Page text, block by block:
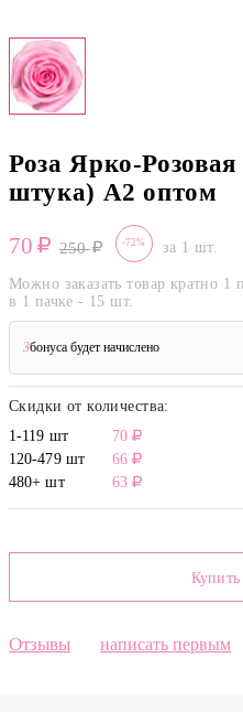
Роза Ярко-
штука) А2 оптом
70 250 -72% за 1 шт.
Можно заказать товар кратно 1
в 1 пачке - 15 шт.
3бонуса будет начислено
Скидки от количества:
1-119 шт
70
120-479 шт
66
480+ шт
63
Отзывы написать первым